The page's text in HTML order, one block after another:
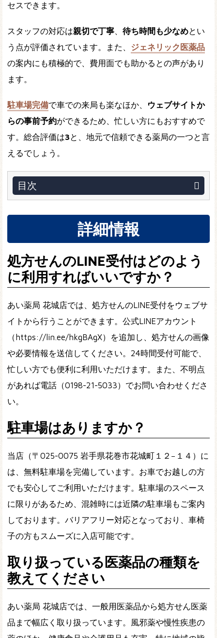
セスできます。
スタッフの対応は親切で丁寧、 待ち時間も少なめとい
う点が評価されています。また、 ジェネリック医薬品
の案内にも積極的で、費用面でも助かるとの声があり
ます。
駐車場完備で車での来局も楽なほか、 ウェブサイトか
らの事前予約ができるため、忙しい方にもおすすめで
す。総合評価は3 と、地元で信頼できる薬局の一つと言
えるでしょう。
目次
詳細情報
処方せんのLINE受付はどのよう
に利用すればいいですか？
あい薬局 花城店では、処方せんのLINE受付をウェブサ
イトから行うことができます。公式LINEアカウント
（https://lin.ee/hkgBAgX）を追加し、処方せんの画像
や必要情報を送信してください。24時間受付可能で、
忙しい方でも便利に利用いただけます。また、不明点
があれば電話（0198-21-5033）でお問い合わせくださ
い。
駐車場はありますか？
当店（〒025-0075 岩手県花巻市花城町１２−１４）に
は、無料駐車場を完備しています。お車でお越しの方
でも安心してご利用いただけます。駐車場のスペース
に限りがあるため、混雑時には近隣の駐車場もご案内
しております。バリアフリー対応となっており、車椅
子の方もスムーズに入店可能です。
取り扱っている医薬品の種類を
教えてください
あい薬局 花城店では、一般用医薬品から処方せん医薬
品まで幅広く取り扱っています。風邪薬や慢性疾患の